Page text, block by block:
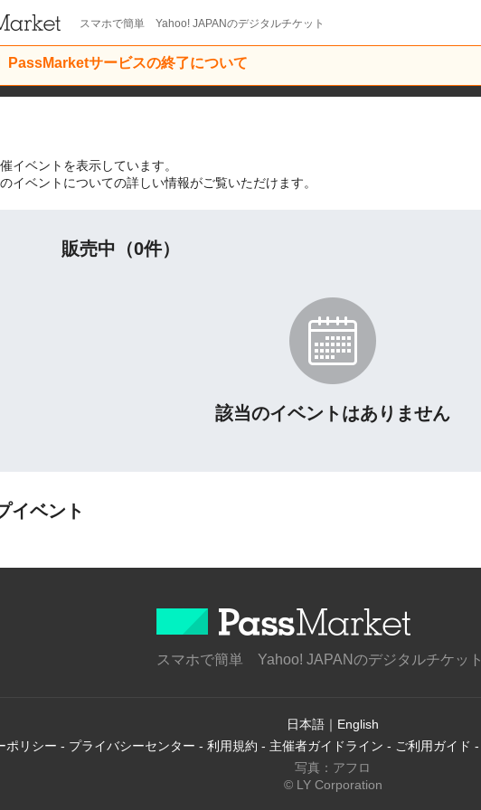
スマホで簡単 Yahoo! JAPANのデジタルチケット
PassMarketサービスの終了について
イベントを表示しています。
イベントについての詳しい情報がご覧いただけます。
販売中（0件）
該当のイベントはありません
イベント
スマホで簡単 Yahoo! JAPANのデジタルチケット
日本語 ｜ English
ポリシー - プライバシーセンター - 利用規約 - 主催者ガイドライン - ご利用ガイド -
写真：アフロ
© LY Corporation